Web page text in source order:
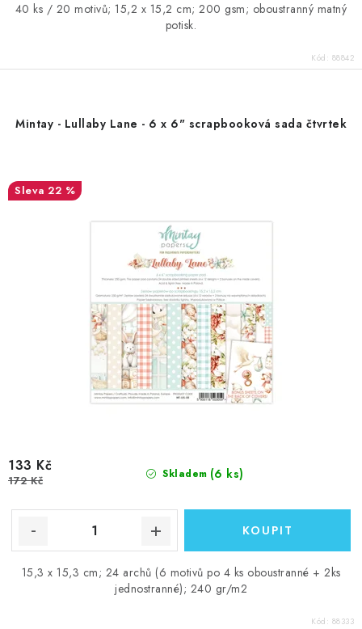
40 ks / 20 motivů; 15,2 x 15,2 cm; 200 gsm; oboustranný matný
potisk.
Kód: 88842
Mintay - Lullaby Lane - 6 x 6" scrapbooková sada čtvrtek
22 %
Skladem (6 ks)
133 Kč
172 Kč
15,3 x 15,3 cm; 24 archů (6 motivů po 4 ks oboustranné + 2ks
jednostranné); 240 gr/m2
Kód: 88333